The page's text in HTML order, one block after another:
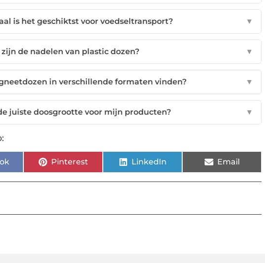
is het geschiktst voor voedseltransport? ▼
de nadelen van plastic dozen? ▼
in verschillende formaten vinden? ▼
juiste doosgrootte voor mijn producten? ▼
Pinterest LinkedIn Email